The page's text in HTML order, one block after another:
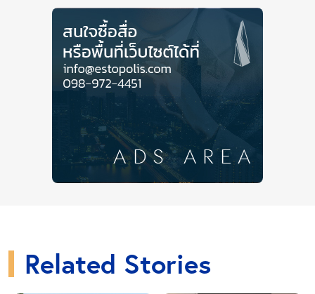
ฟูกที่นอน , เบาะรองนอน(Topper) , หมอน และชุด
เครื่องนอน
ฟูกที่นอนเป็นอย่างแรกที่คุณควรมี แน่นอนว่าหลายคนคง
ไม่คิดมากหากต้องนอนกับพื้น แต่การเลือกฟูกที่นอนสักผืน
ต้องใช้เวลาพอสมควร รู้ตัวอีกทีจากที่ต้องนอนบนพื้นแค่
คืนแรก ก็อาจมีคืนที่สองและสามตามมา ต่อเนื่องจนกลาย
เดือน ก่อนที่จะย้ายเข้าห้อง จึงควรเตรียมเบาะรองนอน
กล่องเครื่องมือ ตะปู และตะขอ
การเตรียมเครื่องมือช่างเผื่อไว้สำหรับการย้ายเข้า ช่วยให้
Related Stories